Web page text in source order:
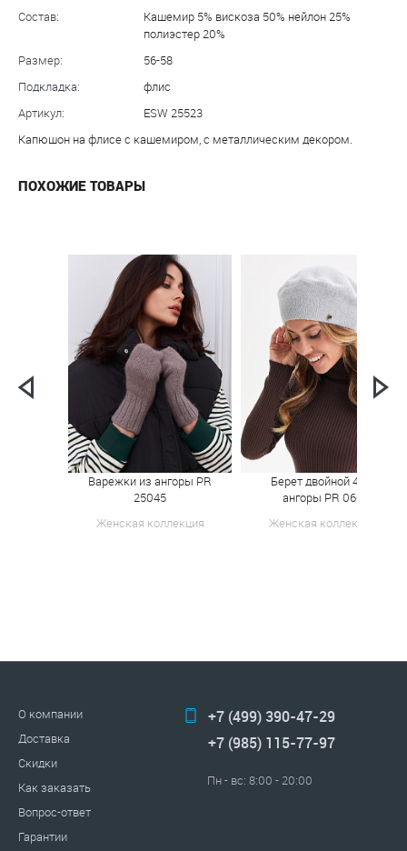
Состав:
Кашемир 5% вискоза 50% нейлон 25%
полиэстер 20%
Размер:
56-58
Подкладка:
флис
Артикул:
ESW 25523
Капюшон на флисе с кашемиром, с металлическим декором.
ПОХОЖИЕ ТОВАРЫ
Варежки из ангоры PR
25045
Женская коллекция
Берет двойной 40%
ангоры PR 060
Женская коллекция
О компании
Доставка
Скидки
Как заказать
Вопрос-ответ
Гарантии
+7 (499) 390-47-29
+7 (985) 115-77-97
Пн - вс: 8:00 - 20:00